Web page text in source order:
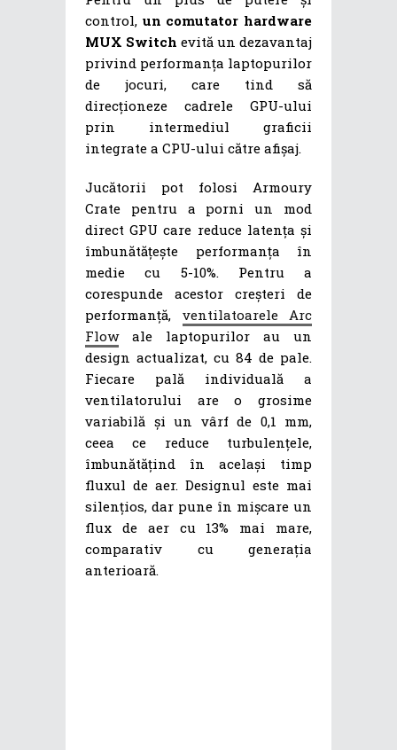
control, un comutator hardware
MUX Switch evită un dezavantaj
privind performanța laptopurilor
de jocuri, care tind să
direcționeze cadrele GPU-ului
prin intermediul graficii
integrate a CPU-ului către afișaj.
Jucătorii pot folosi Armoury
Crate pentru a porni un mod
direct GPU care reduce latența și
îmbunătățește performanța în
medie cu 5-10%. Pentru a
corespunde acestor creșteri de
performanță, ventilatoarele Arc
Flowale laptopurilor au un
design actualizat, cu 84 de pale.
Fiecare pală individuală a
ventilatorului are o grosime
variabilă și un vârf de 0,1 mm,
ceea ce reduce turbulențele,
îmbunătățind în același timp
fluxul de aer. Designul este mai
silențios, dar pune în mișcare un
flux de aer cu 13% mai mare,
comparativ cu generația
anterioară.